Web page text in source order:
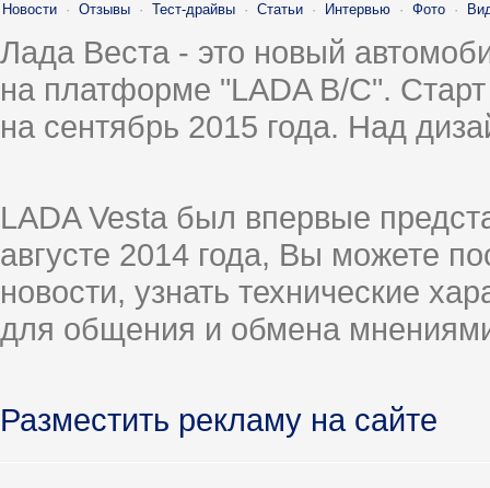
Новости · Отзывы · Тест-драйвы · Статьи · Интервью · Фото ·
Лада Веста - это новый
на платформе "LADA B/C".
на сентябрь 2015 года. Над
LADA Vesta был впервые
августе 2014 года, Вы можете
новости, узнать технические
для общения и обмена
Разместить рекламу на сайте